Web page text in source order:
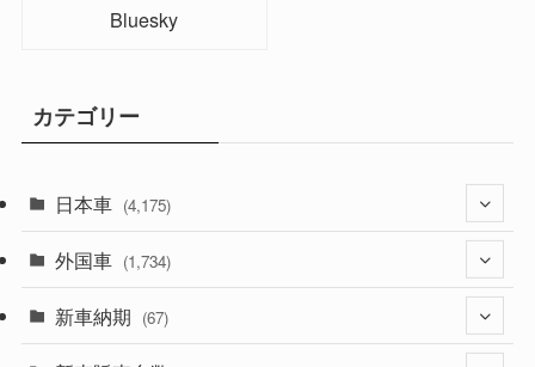
Bluesky
カテゴリー
日本車 (4,175)
(1,321)
(330)
(526)
外国車 (1,734)
新車納期 (67)